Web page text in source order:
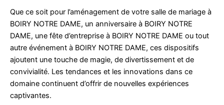
Que ce soit pour l’aménagement de votre salle de mariage à
BOIRY NOTRE DAME, un anniversaire à BOIRY NOTRE
DAME, une fête d’entreprise à BOIRY NOTRE DAME ou tout
autre événement à BOIRY NOTRE DAME, ces dispositifs
ajoutent une touche de magie, de divertissement et de
convivialité. Les tendances et les innovations dans ce
domaine continuent d’offrir de nouvelles expériences
captivantes.